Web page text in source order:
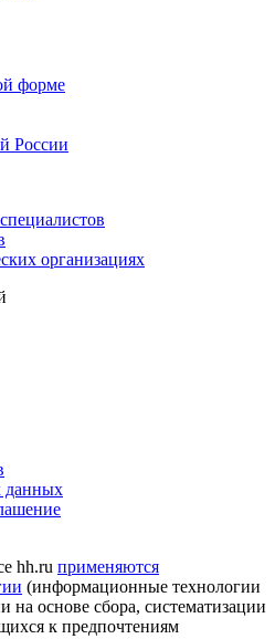
форме
России
организациях
данных
hh.ru применяются
(информационные технологии
на основе сбора, систематизации
к предпочтениям